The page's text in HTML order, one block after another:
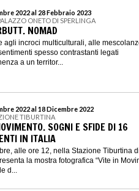
2022 al 28 Febbraio 2023
ONETO DI SPERLINGA
NOMAD
agli incroci multiculturali, alle
spesso contrastanti legati
a un territor...
2022 al 18 Dicembre 2022
TIBURTINA
SOGNI E SFIDE DI 16
IN ITALIA
alle ore 12, nella Stazione Tiburtina
la mostra fotografica “Vite in
d...